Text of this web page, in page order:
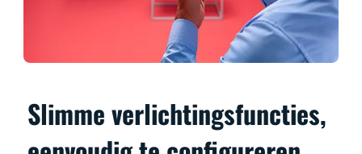
Slimme verlichtingsfuncties,